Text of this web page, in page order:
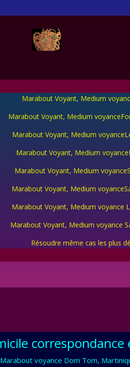
Marabout Voyant, Medium
Marabout Voyant, Medium
Marabout Voyant, Medium
Marabout Voyant, Medium
Marabout Voyant, Medium
Marabout Voyant, Medium
Marabout Voyant, Medium voyance
Marabout Voyant, Medium voyance
Résoudre même cas les plus
voyance Dom Tom,